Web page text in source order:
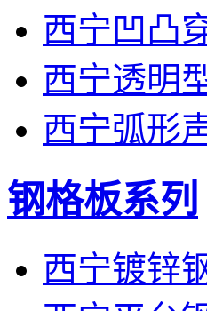
西宁凹凸
西宁透明
西宁弧形
钢格板系列
西宁镀锌